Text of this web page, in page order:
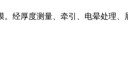
经厚度测量、牵引、电晕处理